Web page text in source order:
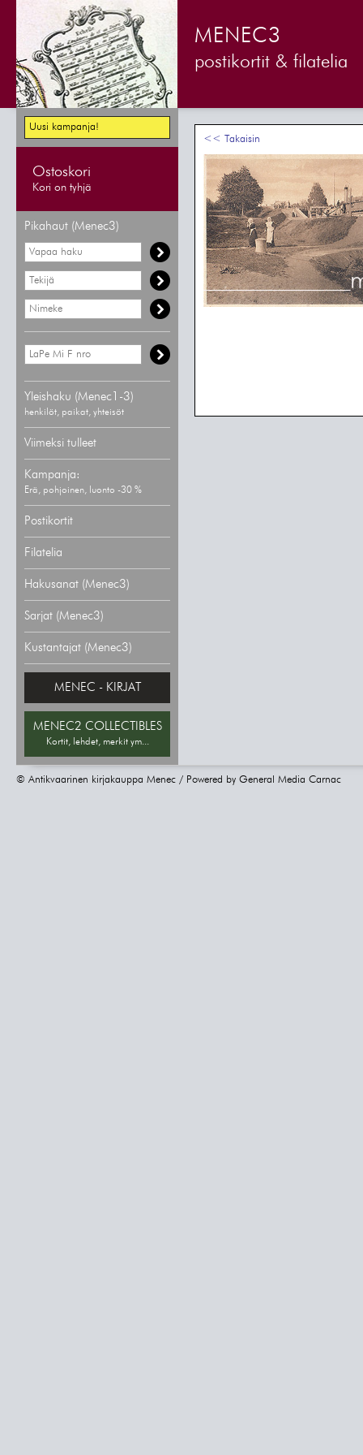
MENEC3
postikortit & filatelia
Uusi kampanja!
Ostoskori
Kori on tyhjä
Pikahaut (Menec3)
Yleishaku (Menec1-3)
henkilöt, paikat, yhteisöt
Viimeksi tulleet
Kampanja:
Erä, pohjoinen, luonto -30 %
Postikortit
Filatelia
Hakusanat (Menec3)
Sarjat (Menec3)
Kustantajat (Menec3)
MENEC - KIRJAT
MENEC2 COLLECTIBLES
Kortit, lehdet, merkit ym...
<< Takaisin
© Antikvaarinen kirjakauppa Menec / Powered by General Media Carnac